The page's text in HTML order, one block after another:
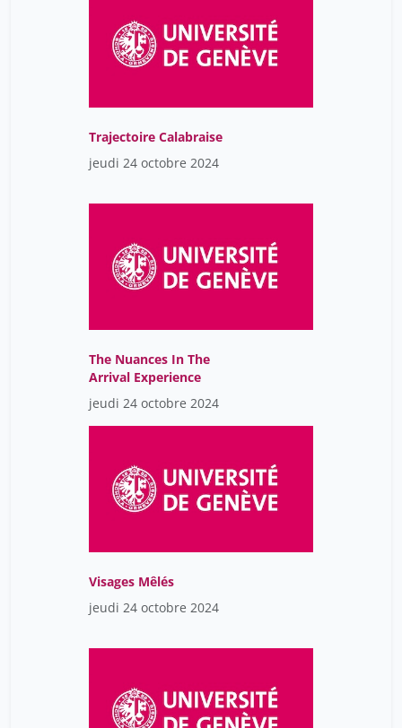
Trajectoire Calabraise
jeudi 24 octobre 2024
The Nuances In The
Arrival Experience
jeudi 24 octobre 2024
Visages Mêlés
jeudi 24 octobre 2024